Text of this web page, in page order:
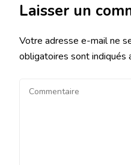
Laisser un
Votre adresse e-mail ne
obligatoires sont indiqués